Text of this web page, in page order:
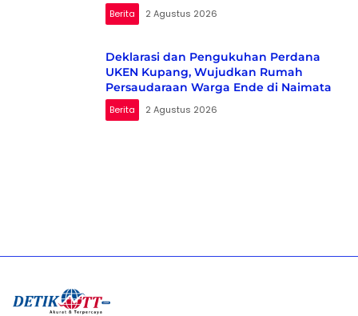
Berita 2 Agustus 2026
Deklarasi dan Pengukuhan Perdana
UKEN Kupang, Wujudkan Rumah
Persaudaraan Warga Ende di Naimata
Berita 2 Agustus 2026